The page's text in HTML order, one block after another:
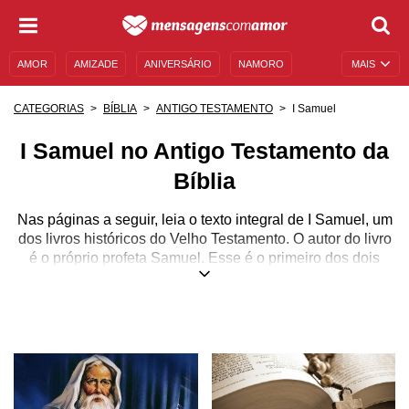
MAIS
AMOR AMIZADE ANIVERSÁRIO NAMORO
CATEGORIAS BÍBLIA ANTIGO TESTAMENTO I Samuel
I Samuel no Antigo Testamento da
Bíblia
Nas páginas a seguir, leia o texto integral de I Samuel, um
dos livros históricos do Velho Testamento. O autor do livro
é o próprio profeta Samuel. Esse é o primeiro dos dois
livros de Samuel, que inicialmente compunham um único
Os volumes foram divididos posteriormente para que sua
leitura fosse facilitada. Em I Samuel, conhecemos a
história do profeta, filho de Ana, que muito pediu a Deus